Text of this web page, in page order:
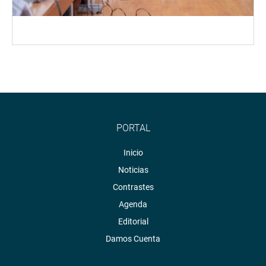
PORTAL
Inicio
Noticias
Contrastes
Agenda
Editorial
Damos Cuenta